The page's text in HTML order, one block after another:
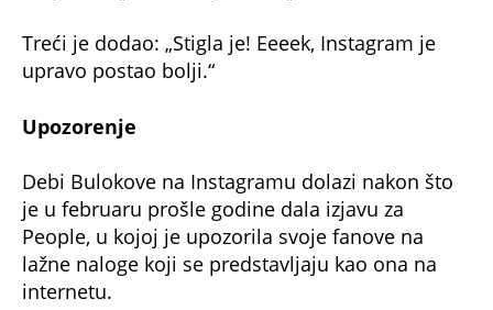
Treći je dodao: „Stigla je! Eeeek, Instagram je
upravo postao bolji.“
Upozorenje
Debi Bulokove na Instagramu dolazi nakon što
je u februaru prošle godine dala izjavu za
People, u kojoj je upozorila svoje fanove na
lažne naloge koji se predstavljaju kao ona na
internetu.